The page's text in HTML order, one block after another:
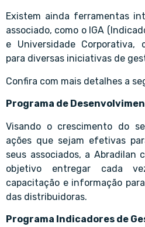
Existem ainda ferramentas
associado, como o IGA
e Universidade Corporativa,
para diversas iniciativas de
Confira com mais detalhes a
Programa de
Visando o crescimento do
ações que sejam efetivas
seus associados, a Abradilan
objetivo entregar cada
capacitação e informação
das distribuidoras.
Programa Indicadores de